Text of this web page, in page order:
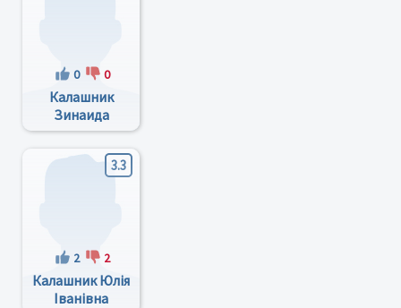
0 0
Калашник
Зинаида
Сафроновна
3.3
2 2
Калашник Юлія
Іванівна